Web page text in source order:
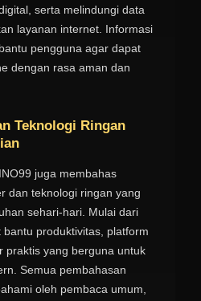
serta melindungi data
layanan internet. Informasi
pengguna agar dapat
dengan rasa aman dan
Teknologi Ringan
juga membahas
dan teknologi ringan yang
sehari-hari. Mulai dari
produktivitas, platform
praktis yang berguna untuk
Semua pembahasan
oleh pembaca umum,